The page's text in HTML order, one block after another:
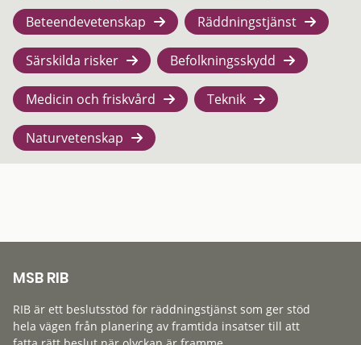
Beteendevetenskap Räddningstjänst
Särskilda risker Befolkningsskydd
Medicin och friskvård Teknik
Naturvetenskap
MSB RIB
RIB är ett beslutsstöd för räddningstjänst som ger stöd
hela vägen från planering av framtida insatser till att